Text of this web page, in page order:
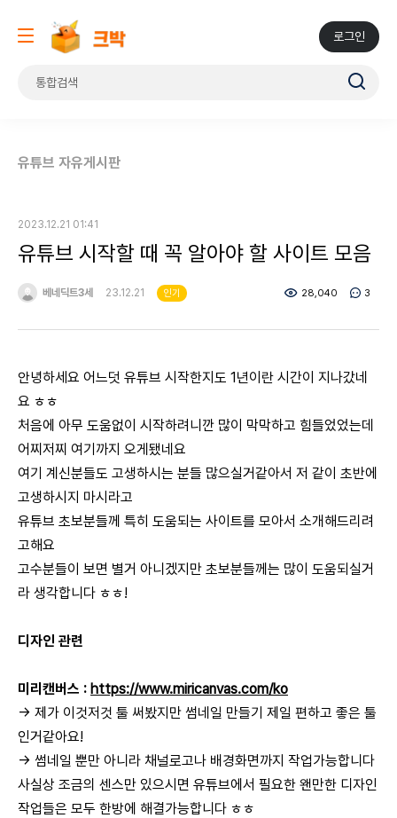
로그인
유튜브 자유게시판
2023.12.21 01:41
유튜브 시작할 때 꼭 알아야 할 사이트 모음
베네딕트3세 23.12.21 인기 28,040 3
안녕하세요 어느덧 유튜브 시작한지도 1년이란 시간이 지나갔네
요 ㅎㅎ
처음에 아무 도움없이 시작하려니깐 많이 막막하고 힘들었었는데
어찌저찌 여기까지 오게됐네요
여기 계신분들도 고생하시는 분들 많으실거같아서 저 같이 초반에
고생하시지 마시라고
유튜브 초보분들께 특히 도움되는 사이트를 모아서 소개해드리려
고해요
고수분들이 보면 별거 아니겠지만 초보분들께는 많이 도움되실거
라 생각합니다 ㅎㅎ!
디자인 관련
미리캔버스 : https://www.miricanvas.com/ko
→ 제가 이것저것 툴 써봤지만 썸네일 만들기 제일 편하고 좋은 툴
인거같아요!
→ 썸네일 뿐만 아니라 채널로고나 배경화면까지 작업가능합니다
사실상 조금의 센스만 있으시면 유튜브에서 필요한 왠만한 디자인
작업들은 모두 한방에 해결가능합니다 ㅎㅎ